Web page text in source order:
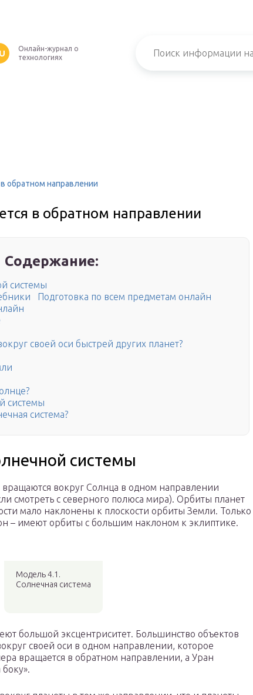
Онлайн-журнал о
технологиях
обратном направлении
в обратном направлении
Содержание:
системы
Подготовка по всем предметам онлайн
своей оси быстрей других планет?
системы
система?
системы
вокруг Солнца в одном направлении
смотреть с северного полюса мира). Орбиты планет
мало наклонены к плоскости орбиты Земли. Только
– имеют орбиты с большим наклоном к эклиптике.
Модель 4.1.
Солнечная система
большой эксцентриситет. Большинство объектов
своей оси в одном направлении, которое
вращается в обратном направлении, а Уран